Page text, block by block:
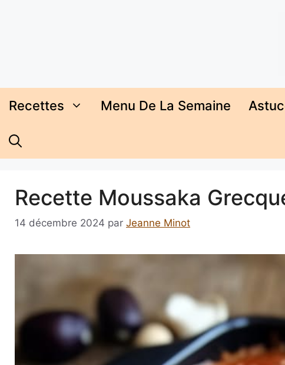
Recettes Menu De La Semaine
Recette Moussaka
14 décembre 2024 par Jeanne Minot